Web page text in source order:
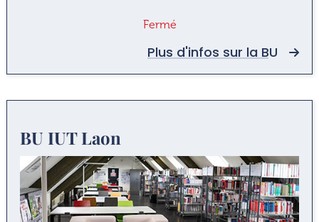
Fermé
Plus d'infos sur la BU
BU IUT Laon